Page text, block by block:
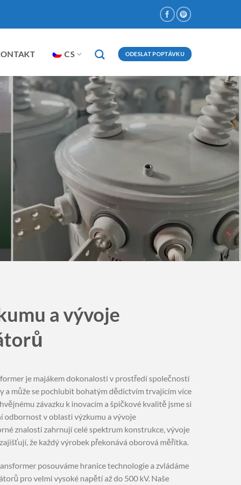
CS ODESLAT POPTÁVKU
a vývoje
je majákem dokonalosti v prostředí společností
a může se pochlubit bohatým dědictvím trvajícím více
závazku k inovacím a špičkové kvalitě jsme si
odbornost v oblasti výzkumu a vývoje
znalosti zahrnují celé spektrum konstrukce, vývoje
že každý výrobek překonává oborová měřítka.
posouváme hranice technologie a zvládáme
pro velmi vysoké napětí až do 500 kV. Naše